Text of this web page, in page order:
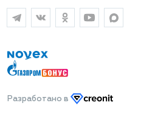
Разработано в